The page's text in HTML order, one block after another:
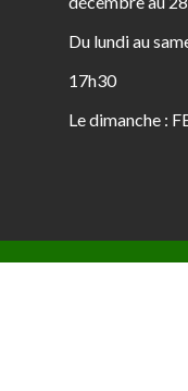
Du lundi au
17h30
Le dimanche :